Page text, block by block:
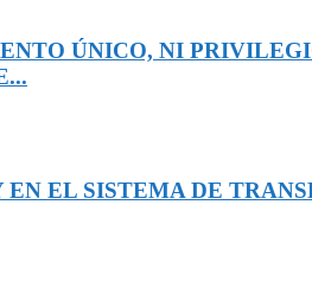
ÚNICO, NI
EL SISTEMA DE